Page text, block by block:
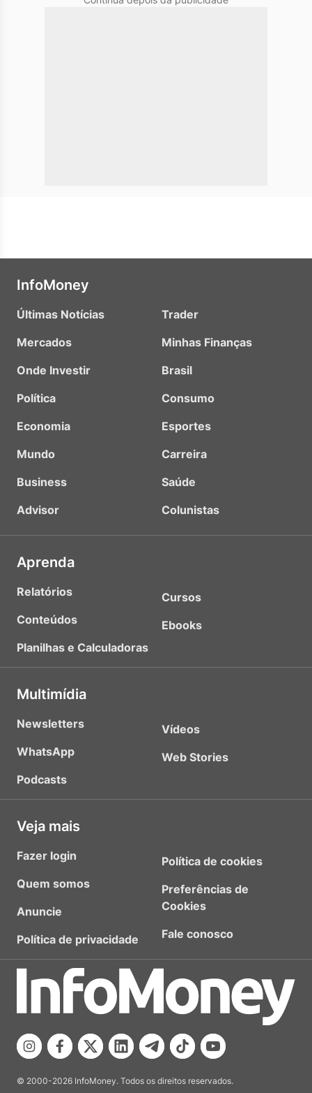
InfoMoney
Últimas Notícias
Mercados
Onde Investir
Política
Economia
Mundo
Business
Advisor
Trader
Minhas Finanças
Brasil
Consumo
Esportes
Carreira
Saúde
Colunistas
Aprenda
Relatórios
Conteúdos
Planilhas e Calculadoras
Cursos
Ebooks
Multimídia
Newsletters
WhatsApp
Podcasts
Vídeos
Web Stories
Veja mais
Fazer login
Quem somos
Anuncie
Política de privacidade
Política de cookies
Preferências de
Cookies
Fale conosco
© 2000-2026 InfoMoney. Todos os direitos reservados.